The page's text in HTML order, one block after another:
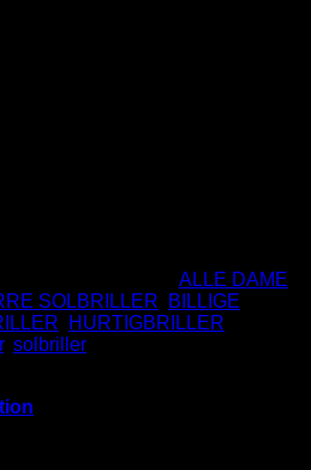
ALLE DAME
SOLBRILLER
BILLIGE
HURTIGBRILLER
, solbriller